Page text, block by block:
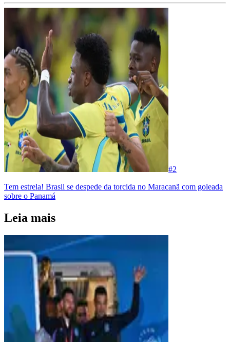
#2
Tem estrela! Brasil se despede da torcida no Maracanã com goleada
sobre o Panamá
Leia mais